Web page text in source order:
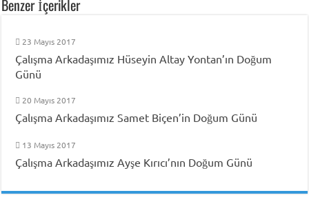
Benzer İçerikler
23 Mayıs 2017
Çalışma Arkadaşımız Hüseyin Altay Yontan’ın Doğum
Günü
20 Mayıs 2017
Çalışma Arkadaşımız Samet Biçen’in Doğum Günü
13 Mayıs 2017
Çalışma Arkadaşımız Ayşe Kırıcı’nın Doğum Günü